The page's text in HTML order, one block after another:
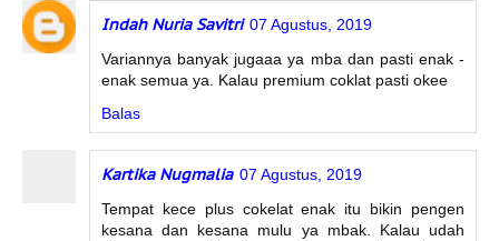
Indah Nuria Savitri 07 Agustus, 2019
Variannya banyak jugaaa ya mba dan pasti enak -
enak semua ya. Kalau premium coklat pasti okee
Balas
Kartika Nugmalia 07 Agustus, 2019
Tempat kece plus cokelat enak itu bikin pengen
kesana dan kesana mulu ya mbak. Kalau udah